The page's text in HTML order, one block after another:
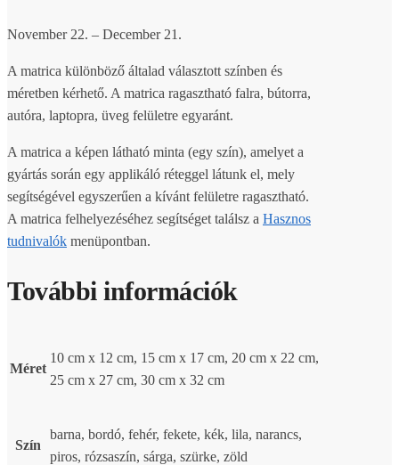
November 22. – December 21.
A matrica különböző általad választott színben és
méretben kérhető. A matrica ragasztható falra, bútorra,
autóra, laptopra, üveg felületre egyaránt.
A matrica a képen látható minta (egy szín), amelyet a
gyártás során egy applikáló réteggel látunk el, mely
segítségével egyszerűen a kívánt felületre ragasztható.
A matrica felhelyezéséhez segítséget találsz a Hasznos
tudnivalók menüpontban.
További információk
Méret
10 cm x 12 cm, 15 cm x 17 cm, 20 cm x 22 cm,
25 cm x 27 cm, 30 cm x 32 cm
Szín
barna, bordó, fehér, fekete, kék, lila, narancs,
piros, rózsaszín, sárga, szürke, zöld